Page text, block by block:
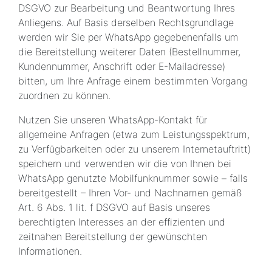
DSGVO zur Bearbeitung und Beantwortung Ihres
Anliegens. Auf Basis derselben Rechtsgrundlage
werden wir Sie per WhatsApp gegebenenfalls um
die Bereitstellung weiterer Daten (Bestellnummer,
Kundennummer, Anschrift oder E-Mailadresse)
bitten, um Ihre Anfrage einem bestimmten Vorgang
zuordnen zu können.
Nutzen Sie unseren WhatsApp-Kontakt für
allgemeine Anfragen (etwa zum Leistungsspektrum,
zu Verfügbarkeiten oder zu unserem Internetauftritt)
speichern und verwenden wir die von Ihnen bei
WhatsApp genutzte Mobilfunknummer sowie – falls
bereitgestellt – Ihren Vor- und Nachnamen gemäß
Art. 6 Abs. 1 lit. f DSGVO auf Basis unseres
berechtigten Interesses an der effizienten und
zeitnahen Bereitstellung der gewünschten
Informationen.